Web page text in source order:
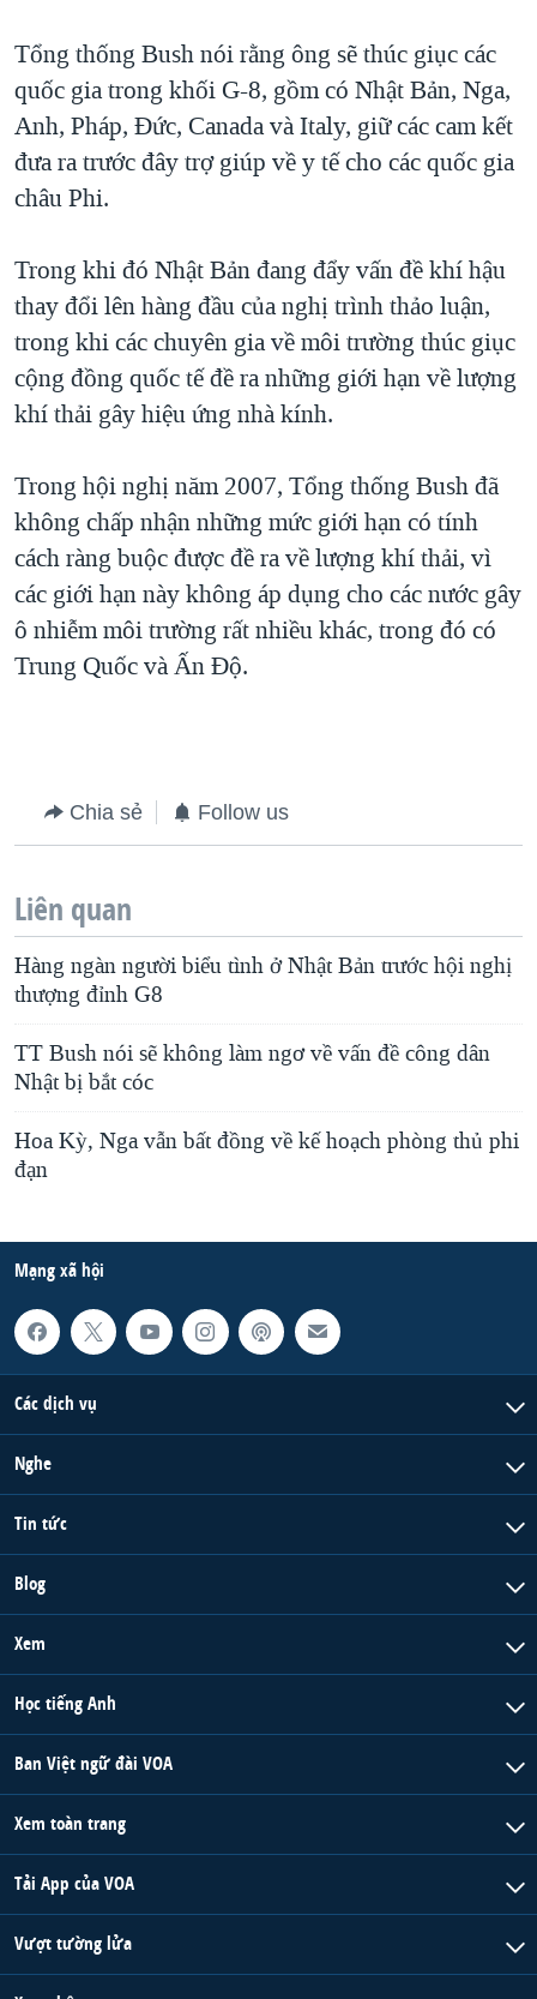
Tổng thống Bush nói rằng ông sẽ thúc giục các
quốc gia trong khối G-8, gồm có Nhật Bản, Nga,
Anh, Pháp, Đức, Canada và Italy, giữ các cam kết
đưa ra trước đây trợ giúp về y tế cho các quốc gia
châu Phi.
Trong khi đó Nhật Bản đang đẩy vấn đề khí hậu
thay đổi lên hàng đầu của nghị trình thảo luận,
trong khi các chuyên gia về môi trường thúc giục
cộng đồng quốc tế đề ra những giới hạn về lượng
khí thải gây hiệu ứng nhà kính.
Trong hội nghị năm 2007, Tổng thống Bush đã
không chấp nhận những mức giới hạn có tính
cách ràng buộc được đề ra về lượng khí thải, vì
các giới hạn này không áp dụng cho các nước gây
ô nhiễm môi trường rất nhiều khác, trong đó có
Trung Quốc và Ấn Độ.
Chia sẻ Follow us
Liên quan
Hàng ngàn người biểu tình ở Nhật Bản trước hội nghị
thượng đỉnh G8
TT Bush nói sẽ không làm ngơ về vấn đề công dân
Nhật bị bắt cóc
Hoa Kỳ, Nga vẫn bất đồng về kế hoạch phòng thủ phi
đạn
Mạng xã hội
Các dịch vụ
Nghe
Tin tức
Blog
Xem
Học tiếng Anh
Ban Việt ngữ đài VOA
Xem toàn trang
Tải App của VOA
Vượt tường lửa